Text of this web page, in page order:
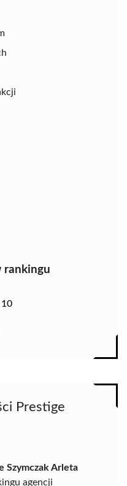
rankingu
Prestige
Szymczak Arleta
agencji